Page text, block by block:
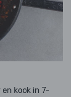
kook in 7-